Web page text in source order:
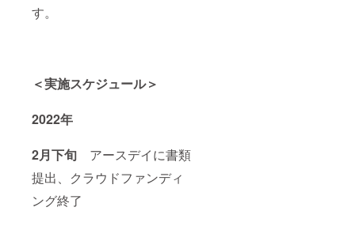
す。
＜実施スケジュール＞
2022年
2月下旬 アースデイに書類
提出、クラウドファンディ
ング終了